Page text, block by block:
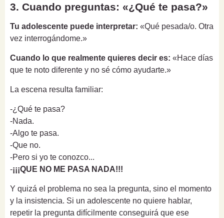
3. Cuando preguntas: «¿Qué te pasa?»
Tu adolescente puede interpretar: «Qué pesada/o. Otra
vez interrogándome.»
Cuando lo que realmente quieres decir es: «Hace días
que te noto diferente y no sé cómo ayudarte.»
La escena resulta familiar:
-¿Qué te pasa?
-Nada.
-Algo te pasa.
-Que no.
-Pero si yo te conozco...
-¡¡¡QUE NO ME PASA NADA!!!
Y quizá el problema no sea la pregunta, sino el momento
y la insistencia. Si un adolescente no quiere hablar,
repetir la pregunta difícilmente conseguirá que ese